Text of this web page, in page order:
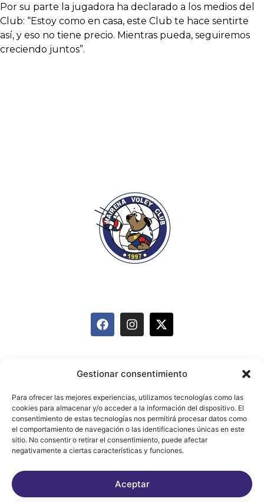
Gestionar consentimiento
Para ofrecer las mejores experiencias, utilizamos tecnologías como las
cookies para almacenar y/o acceder a la información del dispositivo. El
consentimiento de estas tecnologías nos permitirá procesar datos como
el comportamiento de navegación o las identificaciones únicas en este
sitio. No consentir o retirar el consentimiento, puede afectar
negativamente a ciertas características y funciones.
Aceptar
Por su parte la jugadora ha declarado a los medios del
Club: “Estoy como en casa, este Club te hace sentirte
así, y eso no tiene precio. Mientras pueda, seguiremos
creciendo juntos”.
Contacto
Aviso legal